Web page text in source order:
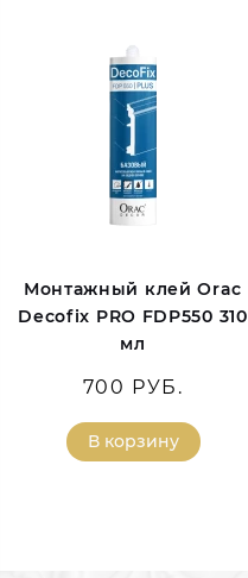
Монтажный клей Orac
Decofix PRO FDP550 310
мл
700 РУБ.
В корзину